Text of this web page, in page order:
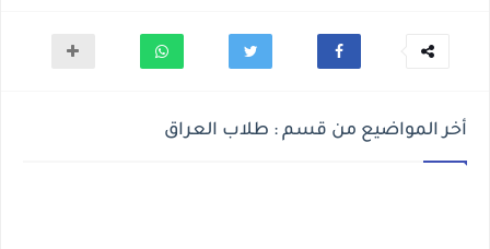
أخر المواضيع من قسم : طلاب العراق